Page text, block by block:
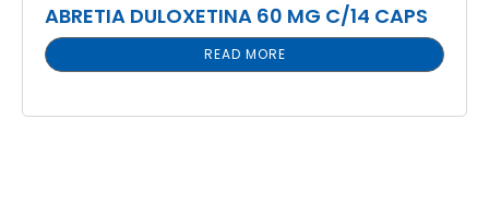
ABRETIA DULOXETINA 60 MG C/14 CAPS
READ MORE